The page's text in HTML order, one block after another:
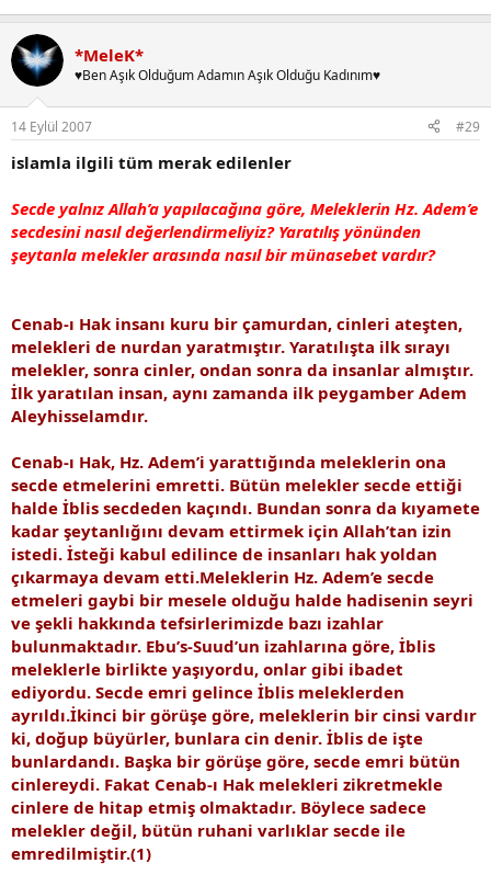
*MeleK*
♥Ben Aşık Olduğum Adamın Aşık Olduğu Kadınım♥
14 Eylül 2007 #29
islamla ilgili tüm merak edilenler
Secde yalnız Allah’a yapılacağına göre, Meleklerin Hz. Adem’e
secdesini nasıl değerlendirmeliyiz? Yaratılış yönünden
şeytanla melekler arasında nasıl bir münasebet vardır?
Cenab-ı Hak insanı kuru bir çamurdan, cinleri ateşten,
melekleri de nurdan yaratmıştır. Yaratılışta ilk sırayı
melekler, sonra cinler, ondan sonra da insanlar almıştır.
İlk yaratılan insan, aynı zamanda ilk peygamber Adem
Aleyhisselamdır.
Cenab-ı Hak, Hz. Adem’i yarattığında meleklerin ona
secde etmelerini emretti. Bütün melekler secde ettiği
halde İblis secdeden kaçındı. Bundan sonra da kıyamete
kadar şeytanlığını devam ettirmek için Allah’tan izin
istedi. İsteği kabul edilince de insanları hak yoldan
çıkarmaya devam etti.Meleklerin Hz. Adem’e secde
etmeleri gaybi bir mesele olduğu halde hadisenin seyri
ve şekli hakkında tefsirlerimizde bazı izahlar
bulunmaktadır. Ebu’s-Suud’un izahlarına göre, İblis
meleklerle birlikte yaşıyordu, onlar gibi ibadet
ediyordu. Secde emri gelince İblis meleklerden
ayrıldı.İkinci bir görüşe göre, meleklerin bir cinsi vardır
ki, doğup büyürler, bunlara cin denir. İblis de işte
bunlardandı. Başka bir görüşe göre, secde emri bütün
cinlereydi. Fakat Cenab-ı Hak melekleri zikretmekle
cinlere de hitap etmiş olmaktadır. Böylece sadece
melekler değil, bütün ruhani varlıklar secde ile
emredilmiştir.(1)